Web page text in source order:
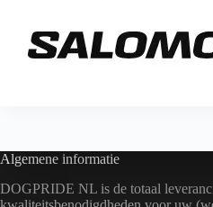
Algemene informatie
DOGPRIDE NL is de totaal